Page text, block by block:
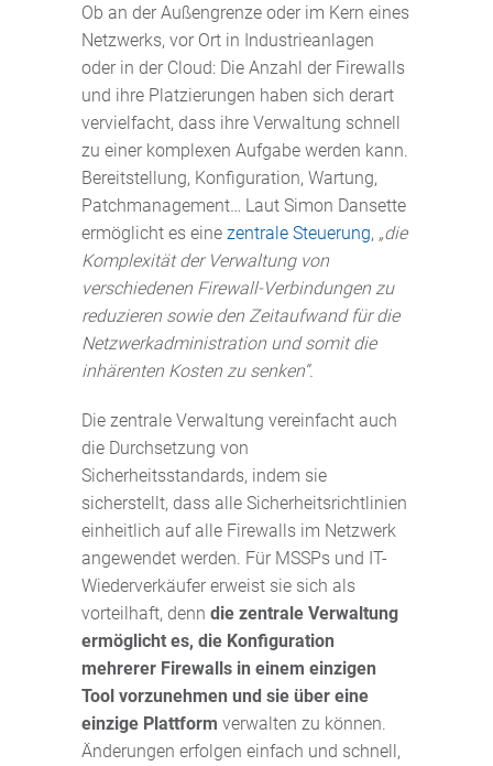
Ob an der Außengrenze oder im Kern eines
Netzwerks, vor Ort in Industrieanlagen
oder in der Cloud: Die Anzahl der Firewalls
und ihre Platzierungen haben sich derart
vervielfacht, dass ihre Verwaltung schnell
zu einer komplexen Aufgabe werden kann.
Bereitstellung, Konfiguration, Wartung,
Patchmanagement… Laut Simon Dansette
ermöglicht es eine zentrale Steuerung, „die
Komplexität der Verwaltung von
verschiedenen Firewall-Verbindungen zu
reduzieren sowie den Zeitaufwand für die
Netzwerkadministration und somit die
inhärenten Kosten zu senken“.
Die zentrale Verwaltung vereinfacht auch
die Durchsetzung von
Sicherheitsstandards, indem sie
sicherstellt, dass alle Sicherheitsrichtlinien
einheitlich auf alle Firewalls im Netzwerk
angewendet werden. Für MSSPs und IT-
Wiederverkäufer erweist sie sich als
vorteilhaft, denn die zentrale Verwaltung
ermöglicht es, die Konfiguration
mehrerer Firewalls in einem einzigen
Tool vorzunehmen und sie über eine
einzige Plattform verwalten zu können.
Änderungen erfolgen einfach und schnell,